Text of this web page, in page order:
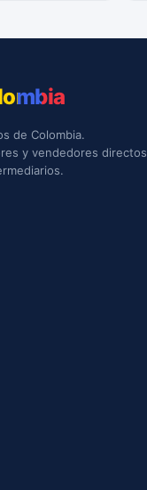
de Colombia.
y vendedores directos,